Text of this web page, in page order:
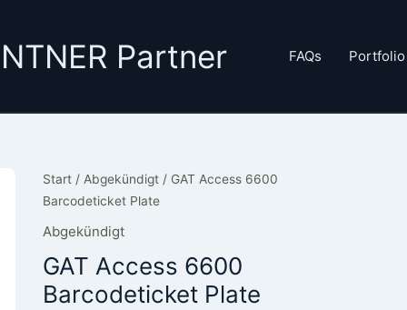
Partner FAQs Portfolio
Start / Abgekündigt / GAT Access 6600
Barcodeticket Plate
Abgekündigt
GAT Access 6600
Barcodeticket Plate